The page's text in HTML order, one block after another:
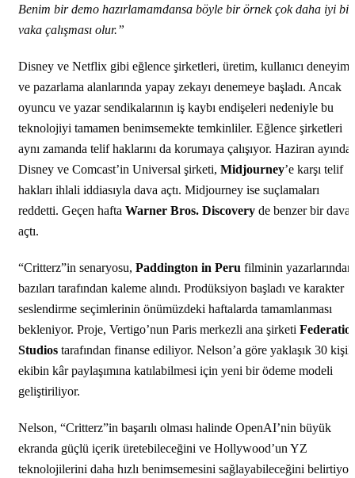
Benim bir demo hazırlamamdansa böyle bir örnek çok daha iyi bir
vaka çalışması olur.”
Disney ve Netflix gibi eğlence şirketleri, üretim, kullanıcı deneyimi
ve pazarlama alanlarında yapay zekayı denemeye başladı. Ancak
oyuncu ve yazar sendikalarının iş kaybı endişeleri nedeniyle bu
teknolojiyi tamamen benimsemekte temkinliler. Eğlence şirketleri
aynı zamanda telif haklarını da korumaya çalışıyor. Haziran ayında
Disney ve Comcast’in Universal şirketi, Midjourney’e karşı telif
hakları ihlali iddiasıyla dava açtı. Midjourney ise suçlamaları
reddetti. Geçen hafta Warner Bros. Discovery de benzer bir dava
açtı.
“Critterz”in senaryosu, Paddington in Peru filminin yazarlarından
bazıları tarafından kaleme alındı. Prodüksiyon başladı ve karakter
seslendirme seçimlerinin önümüzdeki haftalarda tamamlanması
bekleniyor. Proje, Vertigo’nun Paris merkezli ana şirketi
Studios tarafından finanse ediliyor. Nelson’a göre yaklaşık 30
ekibin kâr paylaşımına katılabilmesi için yeni bir ödeme modeli
geliştiriliyor.
Nelson, “Critterz”in başarılı olması halinde OpenAI’nin büyük
ekranda güçlü içerik üretebileceğini ve Hollywood’un YZ
teknolojilerini daha hızlı benimsemesini sağlayabileceğini belirtiyor.